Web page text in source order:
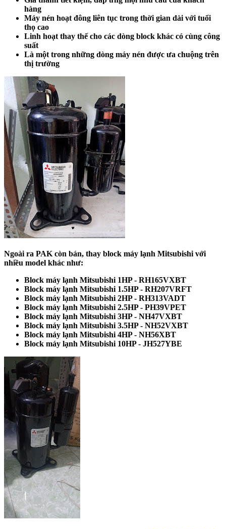
hàng
Máy nén hoạt đông liên tục trong thời gian dài với tuổi
thọ cao
Linh hoạt thay thế cho các dòng block khác có cùng công
suất
Là một trong những dòng máy nén được ưa chuộng trên
thị trường
Ngoài ra PAK còn bán, thay block máy lạnh Mitsubishi với
nhiều model khác như:
Block máy lạnh Mitsubishi 1HP - RH165VXBT
Block máy lạnh Mitsubishi 1.5HP - RH207VRFT
Block máy lạnh Mitsubishi 2HP - RH313VADT
Block máy lạnh Mitsubishi 2.5HP - PH39VPET
Block máy lạnh Mitsubishi 3HP - NH47VXBT
Block máy lạnh Mitsubishi 3.5HP - NH52VXBT
Block máy lạnh Mitsubishi 4HP - NH56XBT
Block máy lạnh Mitsubishi 10HP - JH527YBE